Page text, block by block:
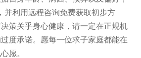
并利用远程咨询免费获取初步方
策关乎身心健康，请一定在正规机
度承诺。愿每一位求子家庭都能在
愿。